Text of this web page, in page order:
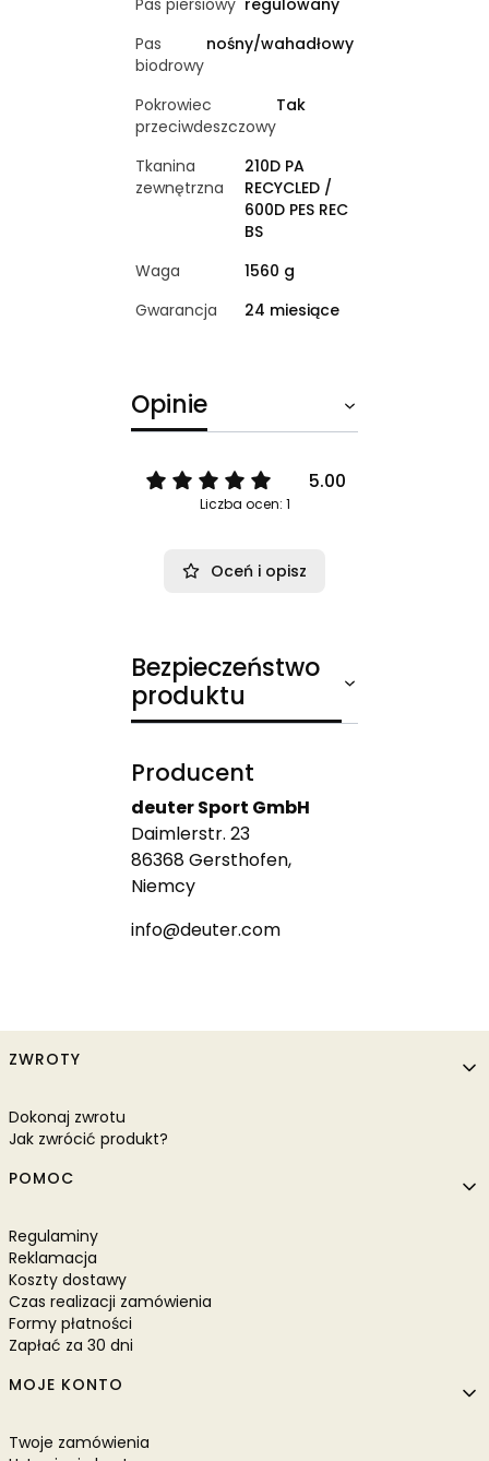
Pas
biodrowy
nośny/wahadłowy
Pokrowiec
przeciwdeszczowy
Tak
Tkanina
zewnętrzna
210D PA
RECYCLED /
600D PES REC
BS
Waga
1560 g
Gwarancja
24 miesiące
Opinie
5.00
Liczba ocen: 1
Oceń i opisz
Bezpieczeństwo
produktu
Producent
deuter Sport GmbH
Daimlerstr. 23
86368 Gersthofen,
Niemcy
info@deuter.com
Linki w stopce
ZWROTY
Dokonaj zwrotu
Jak zwrócić produkt?
POMOC
Regulaminy
Reklamacja
Koszty dostawy
Czas realizacji zamówienia
Formy płatności
Zapłać za 30 dni
MOJE KONTO
Twoje zamówienia